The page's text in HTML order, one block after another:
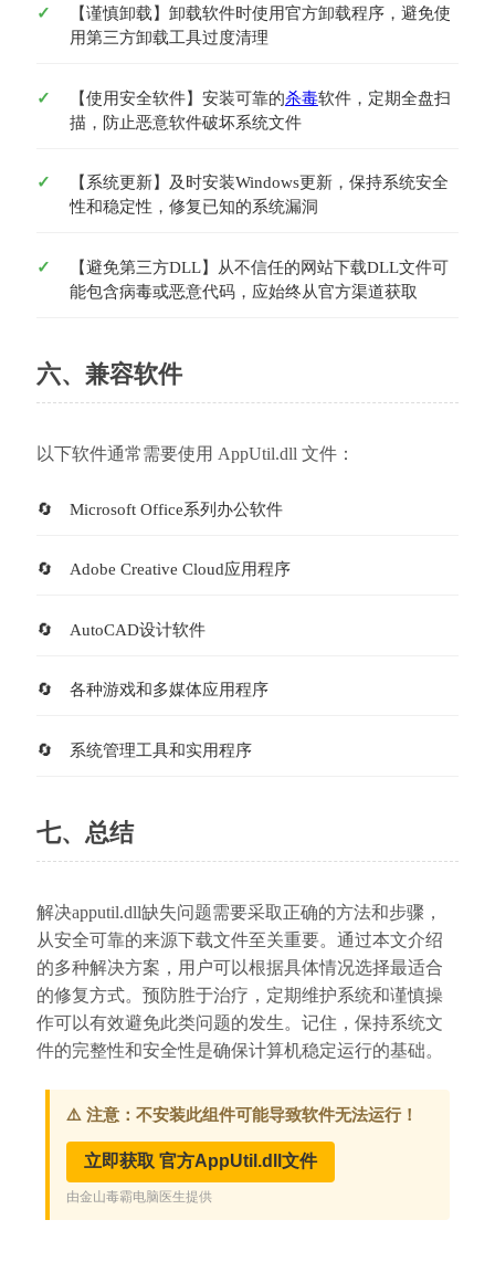
【谨慎卸载】卸载软件时使用官方卸载程序，避免使
用第三方卸载工具过度清理
【使用安全软件】安装可靠的杀毒软件，定期全盘扫
描，防止恶意软件破坏系统文件
【系统更新】及时安装Windows更新，保持系统安全
性和稳定性，修复已知的系统漏洞
【避免第三方DLL】从不信任的网站下载DLL文件可
能包含病毒或恶意代码，应始终从官方渠道获取
六、兼容软件
以下软件通常需要使用 AppUtil.dll 文件：
Microsoft Office系列办公软件
Adobe Creative Cloud应用程序
AutoCAD设计软件
各种游戏和多媒体应用程序
系统管理工具和实用程序
七、总结
解决apputil.dll缺失问题需要采取正确的方法和步骤，
从安全可靠的来源下载文件至关重要。通过本文介绍
的多种解决方案，用户可以根据具体情况选择最适合
的修复方式。预防胜于治疗，定期维护系统和谨慎操
作可以有效避免此类问题的发生。记住，保持系统文
件的完整性和安全性是确保计算机稳定运行的基础。